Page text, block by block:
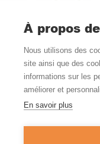
Le Blog
Actualité et veille
Nous Suivre
Où Nous
À propos
Nous utilisons des
site ainsi que des
informations sur les
améliorer et
En savoir plus